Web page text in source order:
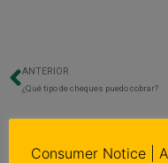
Previo
ANTERIOR
¿Qué tipo de cheques puedo cobrar?
Consumer Notice |